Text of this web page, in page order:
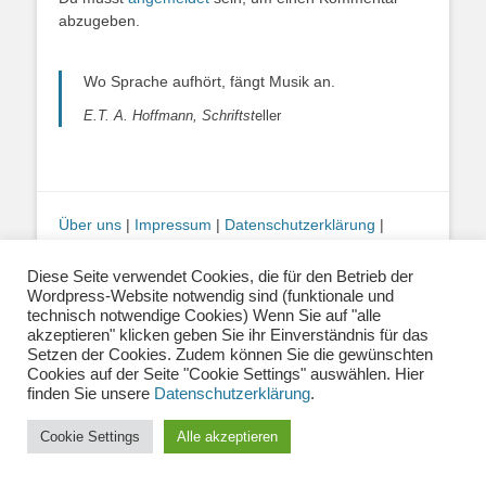
abzugeben.
Wo Sprache aufhört, fängt Musik an.
E.T. A. Hoffmann, Schriftsteller
Über uns | Impressum | Datenschutzerklärung |
info@musiklehrernetzwerk.de
Social Media:Mastodon|Instagram|Facebook-
Fotos auf dieser Website siehe Impressum
Copyright © 2026Musiklehrernetzwerk 2.0. Alle Rechte vorbehalten.
Catch Base vonCatch Themes
Diese Seite verwendet Cookies, die für den Betrieb der
Wordpress-Website notwendig sind (funktionale und
technisch notwendige Cookies) Wenn Sie auf "alle
akzeptieren" klicken geben Sie ihr Einverständnis für das
Setzen der Cookies. Zudem können Sie die gewünschten
Cookies auf der Seite "Cookie Settings" auswählen. Hier
finden Sie unsere Datenschutzerklärung.
Cookie Settings Alle akzeptieren